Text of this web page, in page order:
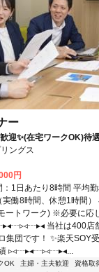
ー
迎✨(在宅ワークOK)待
ングス
円
1日あたり8時間 平均
働8時間、休憩1時間
ートワーク) ※必要に応
当社は400店
集団です！ ✨楽天SOY
▹◃┄▸◂┄▹◃┄▸◂...
OK 主婦・主夫歓迎 資格取